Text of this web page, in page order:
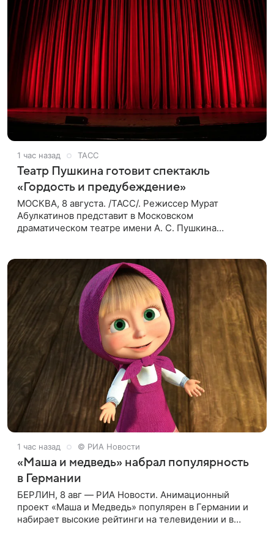
1 час назад ТАСС
Театр Пушкина готовит спектакль
«Гордость и предубеждение»
МОСКВА, 8 августа. /ТАСС/. Режиссер Мурат
Абулкатинов представит в Московском
драматическом театре имени А. С. Пушкина
1 час назад © РИА Новости
«Маша и медведь» набрал популярность
в Германии
БЕРЛИН, 8 авг — РИА Новости. Анимационный
проект «Маша и Медведь» популярен в Германии и
набирает высокие рейтинги на телевидении и в